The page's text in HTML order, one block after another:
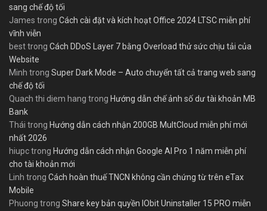
sang chế độ tối
James trong Cách cài đặt và kích hoạt Office 2024 LTSC miễn phí
vĩnh viễn
besttrong Cách DDoS Layer 7 bằng Overload thử sức chịu tải của
Website
Minh trong Super Dark Mode – Auto chuyển tất cả trang web sang
chế độ tối
Quach thi diem hang trong Hướng dẫn chế ảnh số dư tài khoản MB
Bank
Thái trong Hướng dẫn cách nhận 200GB MultCloud miễn phí mới
nhất 2026
hiupctrong Hướng dẫn cách nhận Google AI Pro 1 năm miễn phí
cho tài khoản mới
Linh trong Cách hoàn thuế TNCN không cần chứng từ trên eTax
Mobile
Phuong trong Share key bản quyền IObit Uninstaller 15 PRO miễn